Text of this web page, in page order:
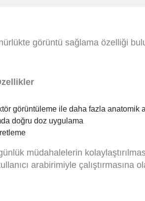
görüntü sağlama özelliği
görüntüleme ile daha fazla anatomik
doğru doz uygulama
müdahalelerin
arabirimiyle çalıştırmasına